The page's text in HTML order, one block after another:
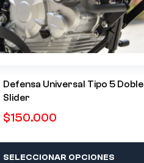
Defensa Universal Tipo 5 Doble
Slider
$150.000
SELECCIONAR OPCIONES